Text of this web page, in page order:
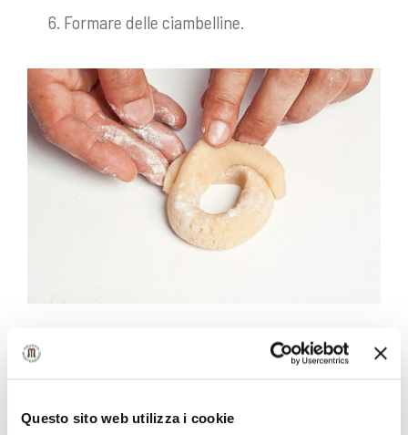
Questo sito web utilizza i cookie
Formare delle ciambelline.
Pennellare la superficie delle ciambelline con